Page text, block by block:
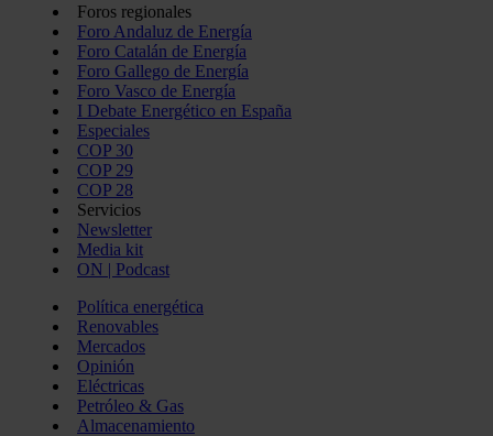
Foros regionales
Foro Andaluz de Energía
Foro Catalán de Energía
Foro Gallego de Energía
Foro Vasco de Energía
I Debate Energético en España
Especiales
COP 30
COP 29
COP 28
Servicios
Newsletter
Media kit
ON | Podcast
Política energética
Renovables
Mercados
Opinión
Eléctricas
Petróleo & Gas
Almacenamiento